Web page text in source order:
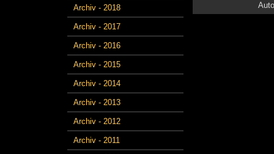
Archiv - 2018
Archiv - 2017
Archiv - 2016
Archiv - 2015
Archiv - 2014
Archiv - 2013
Archiv - 2012
Archiv - 2011